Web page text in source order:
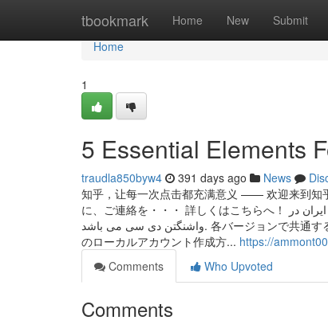
tbookmark Home New Submit
Home
Home
1
5 Essential Elements
traudla850byw4 391 days ago News
知乎，让每一次点击都充满意义 —— 欢迎来到知
に、ご連絡を・・・ 詳しくはこちらへ！ تمام حقوق مادی و معنوی این وب سایت متعلق به دفتر حفاظت منافع جمهوری اسلامی ایران در
واشنگتن دی سی می باشد. 各バージョンで共通するのは、初期設定時にネットワークを遮断し、oobebypassnroコマンドの活用が最短
のローカルアカウント作成方... https://
Comments
Who Upvoted
Comments